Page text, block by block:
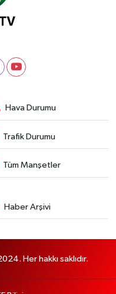
Hava Durumu
Trafik Durumu
Tüm Manşetler
Haber Arşivi
Her hakkı saklıdır.